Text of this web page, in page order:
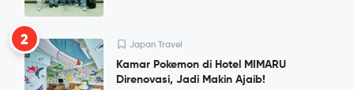
2 Japan Travel
Kamar Pokemon di Hotel MIMARU
Direnovasi, Jadi Makin Ajaib!